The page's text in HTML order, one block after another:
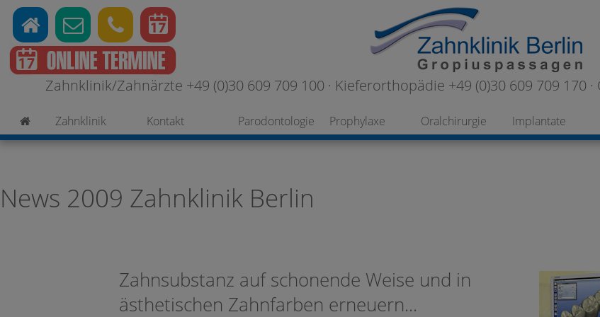
Zahnklinik/Zahnärzte +49 (0)30 609 709 100 · Kieferorthopädie +49 (0)30 609 709 170
Zahnklinik Kontakt Parodontologie Prophylaxe Oralchirurgie Implantate
News 2009 Zahnklinik Berlin
Zahnsubstanz auf schonende Weise und in
ästhetischen Zahnfarben erneuern...